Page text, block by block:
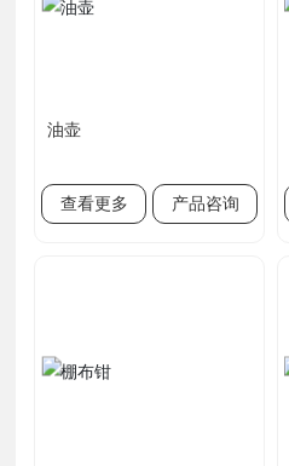
油壶
查看更多 产品咨询